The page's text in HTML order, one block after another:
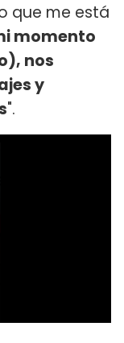
que me está
momento
nos
y
".